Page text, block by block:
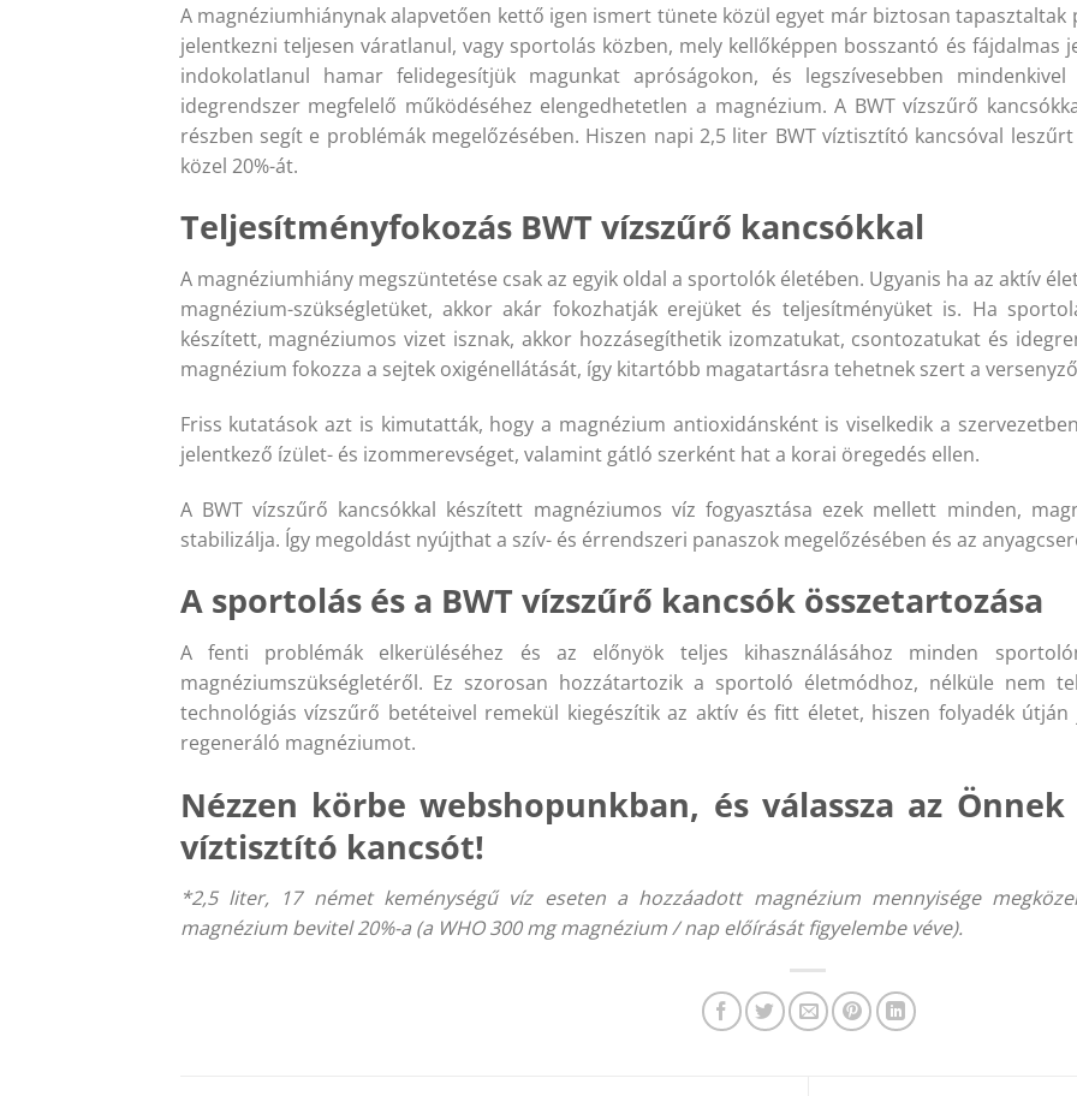
A magnéziumhiánynak alapvetően kettő igen ismert tünete közül egyet már biztosan tapasztaltak
jelentkezni teljesen váratlanul, vagy sportolás közben, mely kellőképpen bosszantó és fájdalmas
indokolatlanul hamar felidegesítjük magunkat apróságokon, és legszívesebben
idegrendszer megfelelő működéséhez elengedhetetlen a magnézium. A BWT vízszűrő
részben segít e problémák megelőzésében. Hiszen napi 2,5 liter BWT víztisztító kancsóval
közel 20%-át.
Teljesítményfokozás BWT vízszűrő kancsókkal
A magnéziumhiány megszüntetése csak az egyik oldal a sportolók életében. Ugyanis ha az aktív
magnézium-szükségletüket, akkor akár fokozhatják erejüket és teljesítményüket is. Ha
készített, magnéziumos vizet isznak, akkor hozzásegíthetik izomzatukat, csontozatukat és
magnézium fokozza a sejtek oxigénellátását, így kitartóbb magatartásra tehetnek szert a
Friss kutatások azt is kimutatták, hogy a magnézium antioxidánsként is viselkedik a
jelentkező ízület- és izommerevséget, valamint gátló szerként hat a korai öregedés ellen.
A BWT vízszűrő kancsókkal készített magnéziumos víz fogyasztása ezek mellett minden,
stabilizálja. Így megoldást nyújthat a szív- és érrendszeri panaszok megelőzésében és az
A sportolás és a BWT vízszűrő kancsók összetartozása
A fenti problémák elkerüléséhez és az előnyök teljes kihasználásához minden
magnéziumszükségletéről. Ez szorosan hozzátartozik a sportoló életmódhoz, nélküle nem
technológiás vízszűrő betéteivel remekül kiegészítik az aktív és fitt életet, hiszen folyadék
regeneráló magnéziumot.
Nézzen körbe webshopunkban, és válassza az
víztisztító kancsót!
*2,5 liter, 17 német keménységű víz eseten a hozzáadott magnézium mennyisége
magnézium bevitel 20%-a (a WHO 300 mg magnézium / nap előírását figyelembe véve).